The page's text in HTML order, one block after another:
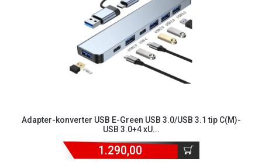
Adapter-konverter USB E-Green USB 3.0/USB 3.1 tip C(M)-
USB 3.0+4 xU...
1.290,00